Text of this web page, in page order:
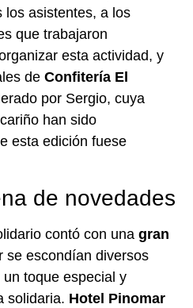
los asistentes, a los
que trabajaron
esta actividad, y
de Confitería El
por Sergio, cuya
han sido
esta edición fuese
de novedades
contó con una gran
se escondían diversos
toque especial y
solidaria. Hotel Pinomar